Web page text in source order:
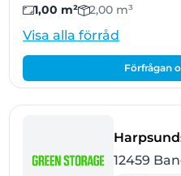
1,00 m² 2,00 m³
Visa alla förråd
Förfrågan
12459